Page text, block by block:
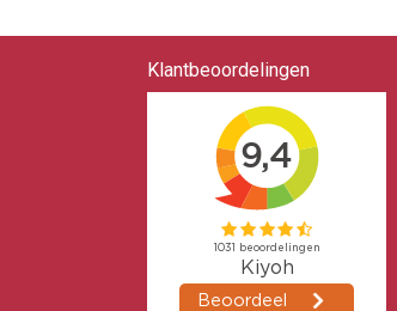
Klantbeoordelingen